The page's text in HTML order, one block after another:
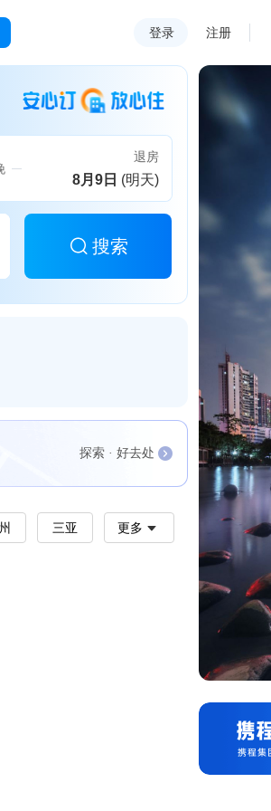
登录 注册
退房
8月9日 (明天)
搜索
探索 · 好去处
三亚 更多